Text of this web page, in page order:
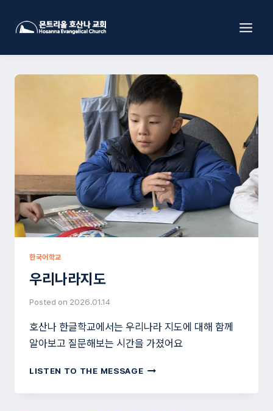
한국어학교
우리나라지도
Posted on 2026.01.14
호산나 한글학교에서는 우리나라 지도에 대해 함께
알아보고 질문해보는 시간을 가졌어요
LISTEN TO THE MESSAGE우
나